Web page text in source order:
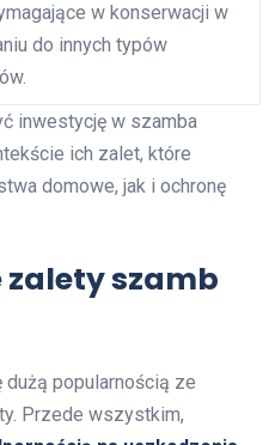
w konserwacji w
do innych typów
inwestycję w szamba
ich zalet, które
domowe, jak i ochronę
zalety szamb
popularnością ze
Przede wszystkim,